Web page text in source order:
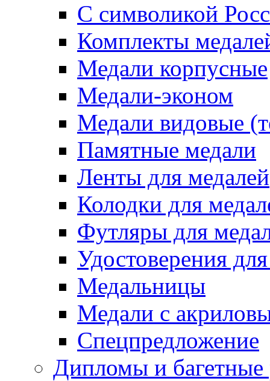
С символикой
Комплекты
Медали корпусные
Медали-эконом
Медали видовые
Памятные медали
Ленты для медалей
Колодки для
Футляры для
Удостоверения
Медальницы
Медали с
Спецпредложение
Дипломы и багетные